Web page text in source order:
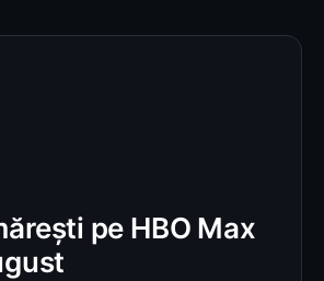
pe HBO Max